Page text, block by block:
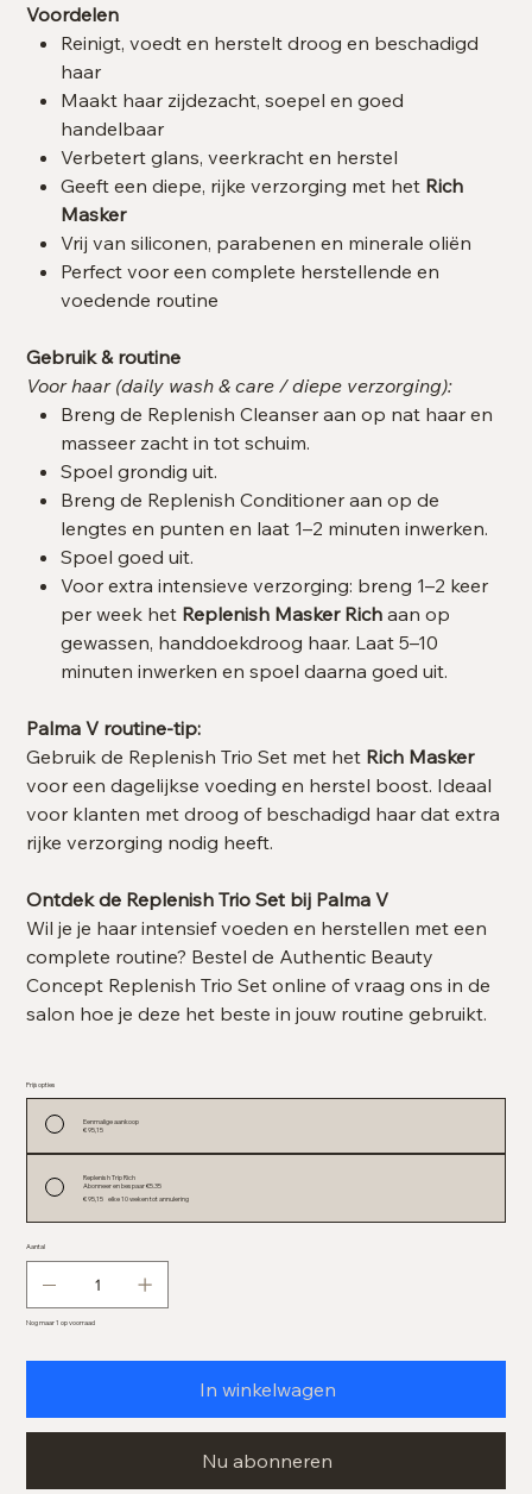
Voordelen
Reinigt, voedt en herstelt droog en beschadigd
haar
Maakt haar zijdezacht, soepel en goed
handelbaar
Verbetert glans, veerkracht en herstel
Geeft een diepe, rijke verzorging met het Rich
Masker
Vrij van siliconen, parabenen en minerale oliën
Perfect voor een complete herstellende en
voedende routine
Gebruik & routine
Voor haar (daily wash & care / diepe verzorging):
Breng de Replenish Cleanser aan op nat haar en
masseer zacht in tot schuim.
Spoel grondig uit.
Breng de Replenish Conditioner aan op de
lengtes en punten en laat 1–2 minuten inwerken.
Spoel goed uit.
Voor extra intensieve verzorging: breng 1–2 keer
per week het Replenish Masker Rich aan op
gewassen, handdoekdroog haar. Laat 5–10
minuten inwerken en spoel daarna goed uit.
Palma V routine-tip:
Gebruik de Replenish Trio Set met het Rich Masker
voor een dagelijkse voeding en herstel boost. Ideaal
voor klanten met droog of beschadigd haar dat extra
rijke verzorging nodig heeft.
Ontdek de Replenish Trio Set bij Palma V
Wil je je haar intensief voeden en herstellen met een
complete routine? Bestel de Authentic Beauty
Concept Replenish Trio Set online of vraag ons in de
salon hoe je deze het beste in jouw routine gebruikt.
Prijsopties
Eenmalige aankoop
€ 95,15
Replenish Trip Rich
Abonneer en bespaar €5.35
€ 95,15
elke 10 weken tot annulering
Aantal
Nog maar 1 op voorraad
In winkelwagen
Nu abonneren